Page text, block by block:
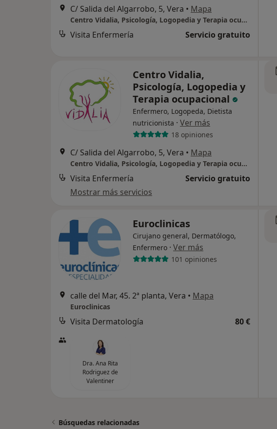
C/ Salida del Algarrobo, 5, Vera • Mapa
Centro Vidalia, Psicología, Logopedia y Terapia ocupacional
Visita Enfermería Servicio gratuito
Centro Vidalia,
Psicología, Logopedia y
Terapia ocupacional
Enfermero, Logopeda, Dietista
nutricionista · Ver más
18 opiniones
C/ Salida del Algarrobo, 5, Vera • Mapa
Centro Vidalia, Psicología, Logopedia y Terapia ocupacional
Visita Enfermería
Servicio gratuito
Mostrar más servicios
Euroclinicas
Cirujano general, Dermatólogo,
Enfermero · Ver más
101 opiniones
calle del Mar, 45. 2ª planta, Vera • Mapa
Euroclinicas
Visita Dermatología 80 €
Dra. Ana Rita
Rodriguez de
Valentiner
Búsquedas relacionadas